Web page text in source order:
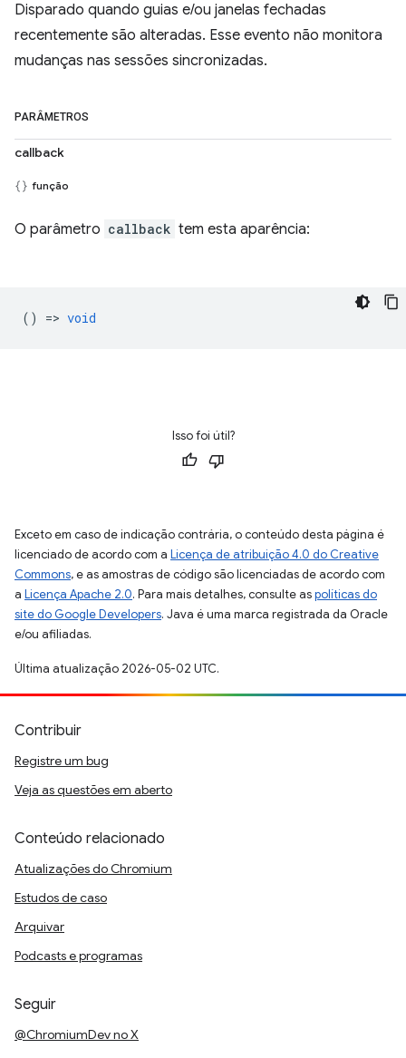
Disparado quando guias e/ou janelas fechadas
recentemente são alteradas. Esse evento não monitora
mudanças nas sessões sincronizadas.
PARÂMETROS
callback
função
O parâmetro callback tem esta aparência:
() => void
Isso foi útil?
Exceto em caso de indicação contrária, o conteúdo desta página é
licenciado de acordo com a Licença de atribuição 4.0 do Creative
Commons, e as amostras de código são licenciadas de acordo com
a Licença Apache 2.0. Para mais detalhes, consulte aspolíticas do
site do Google Developers. Java é uma marca registrada da Oracle
e/ou afiliadas.
Última atualização 2026-05-02 UTC.
Contribuir
Registre um bug
Veja as questões em aberto
Conteúdo relacionado
Atualizações do Chromium
Estudos de caso
Arquivar
Podcasts e programas
Seguir
@ChromiumDev no X